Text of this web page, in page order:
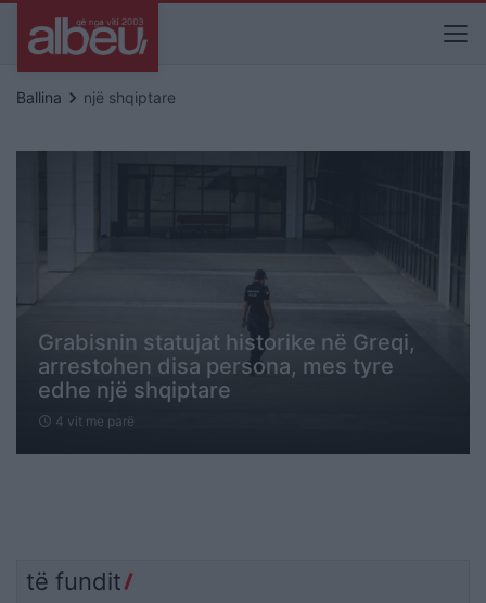
Ballina keyboard_arrow_right një shqiptare
Grabisnin statujat historike në Greqi,
arrestohen disa persona, mes tyre
edhe një shqiptare
schedule 4 vit me parë
të fundit